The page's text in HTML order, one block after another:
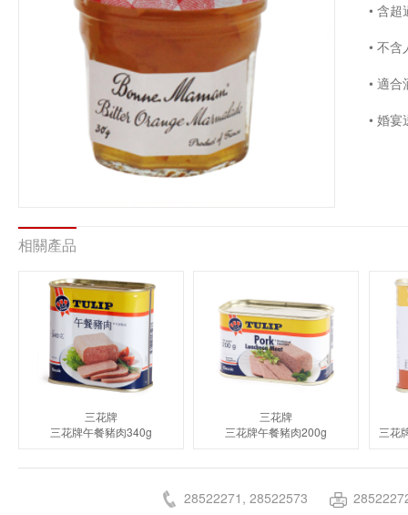
• 含超
• 不
• 適
• 婚宴
相關產品
三花牌
三花牌午餐豬肉340g
三花牌
三花牌午餐豬肉200g
28522271, 28522573